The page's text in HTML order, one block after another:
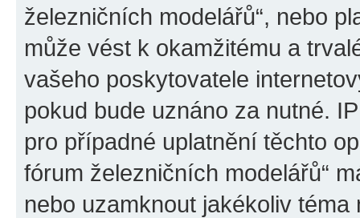
železničních modelářů“, nebo
může vést k okamžitému a
vašeho poskytovatele
pokud bude uznáno za nutné.
pro případné uplatnění těchto
fórum železničních modelářů“
nebo uzamknout jakékoliv